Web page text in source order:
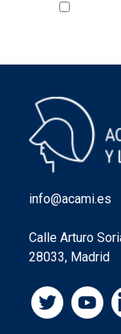
info@acami.es
Calle Arturo
28033, Madrid